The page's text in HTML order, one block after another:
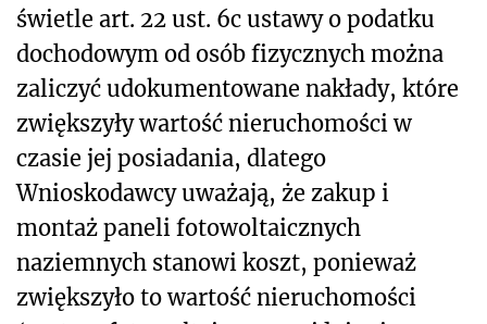
świetle art. 22 ust. 6c ustawy o podatku
dochodowym od osób fizycznych można
zaliczyć udokumentowane nakłady, które
zwiększyły wartość nieruchomości w
czasie jej posiadania, dlatego
Wnioskodawcy uważają, że zakup i
montaż paneli fotowoltaicznych
naziemnych stanowi koszt, ponieważ
zwiększyło to wartość nieruchomości